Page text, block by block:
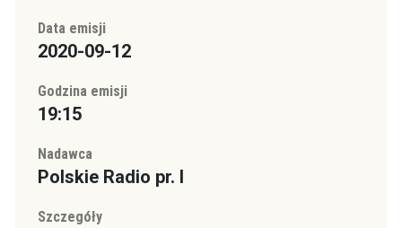
Data emisji
2020-09-12
Godzina emisji
19:15
Nadawca
Polskie Radio pr. I
Szczegóły